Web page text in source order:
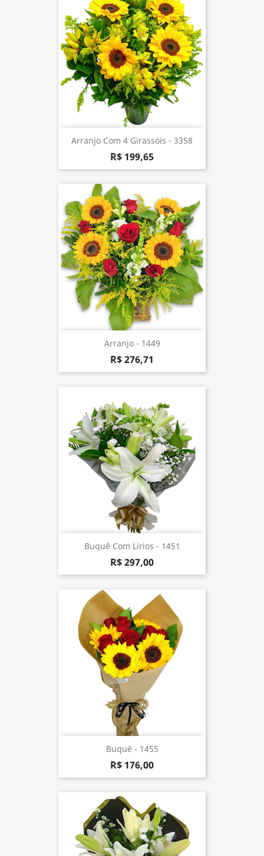
Arranjo Com 4 Girassóis - 3358
R$ 199,65
Arranjo - 1449
R$ 276,71
Buquê Com Lírios - 1451
R$ 297,00
Buquê - 1455
R$ 176,00